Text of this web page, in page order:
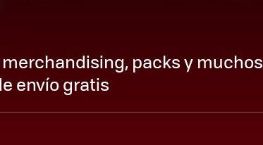
packs y muchos
envío gratis